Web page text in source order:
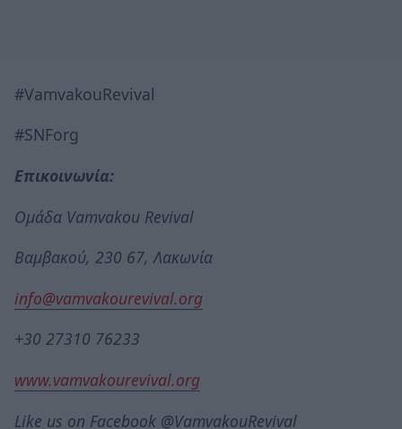
#VamvakouRevival
#SNForg
Επικοινωνία:
Ομάδα Vamvakou Revival
Βαμβακού, 230 67, Λακωνία
info@vamvakourevival.org
+30 27310 76233
www.vamvakourevival.org
Like us on Facebook @VamvakouRevival